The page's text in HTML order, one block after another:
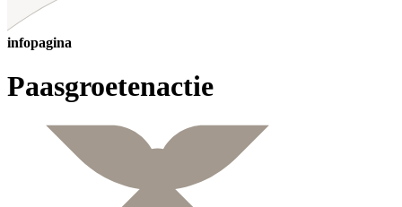
infopagina
Paasgroetenactie